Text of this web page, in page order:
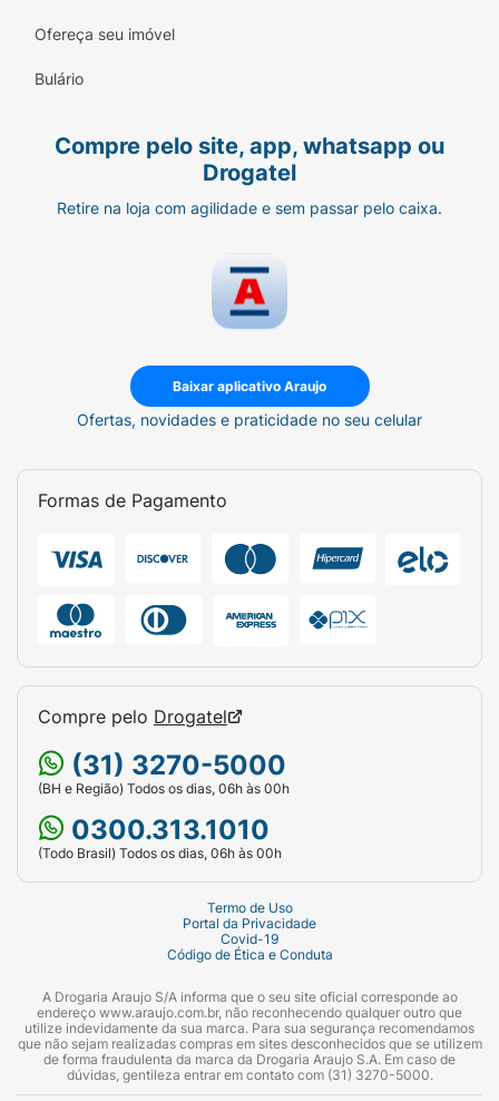
Ofereça seu imóvel
Bulário
Compre pelo site, app, whatsapp ou
Drogatel
Retire na loja com agilidade e sem passar pelo caixa.
Baixar aplicativo Araujo
Ofertas, novidades e praticidade no seu celular
Formas de Pagamento
Compre pelo Drogatel
(31) 3270-5000
(BH e Região) Todos os dias, 06h às 00h
0300.313.1010
(Todo Brasil) Todos os dias, 06h às 00h
Termo de Uso
Portal da Privacidade
Covid-19
Código de Ética e Conduta
A Drogaria Araujo S/A informa que o seu site oficial corresponde ao
endereço www.araujo.com.br, não reconhecendo qualquer outro que
utilize indevidamente da sua marca. Para sua segurança recomendamos
que não sejam realizadas compras em sites desconhecidos que se utilizem
de forma fraudulenta da marca da Drogaria Araujo S.A. Em caso de
dúvidas, gentileza entrar em contato com (31) 3270-5000.